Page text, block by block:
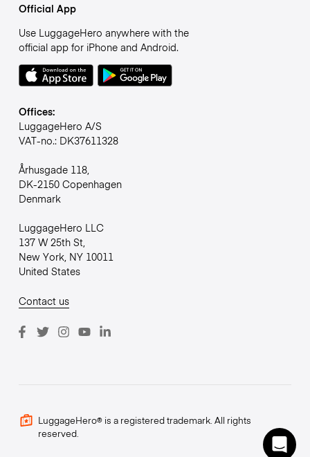
Official App
Use LuggageHero anywhere with the
official app for iPhone and Android.
Offices:
LuggageHero A/S
VAT-no.: DK37611328
Århusgade 118,
DK-2150 Copenhagen
Denmark
LuggageHero LLC
137 W 25th St,
New York, NY 10011
United States
Contact us
LuggageHero® is a registered trademark. All rights
reserved.